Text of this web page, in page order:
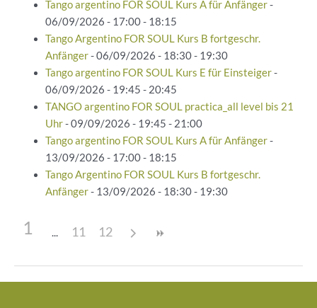
Tango argentino FOR SOUL Kurs A für Anfänger-
06/09/2026 - 17:00 - 18:15
Tango Argentino FOR SOUL Kurs B fortgeschr.
Anfänger- 06/09/2026 - 18:30 - 19:30
Tango argentino FOR SOUL Kurs E für Einsteiger-
06/09/2026 - 19:45 - 20:45
TANGO argentino FOR SOUL practica_all level bis 21
Uhr- 09/09/2026 - 19:45 - 21:00
Tango argentino FOR SOUL Kurs A für Anfänger-
13/09/2026 - 17:00 - 18:15
Tango Argentino FOR SOUL Kurs B fortgeschr.
Anfänger- 13/09/2026 - 18:30 - 19:30
1 11 12